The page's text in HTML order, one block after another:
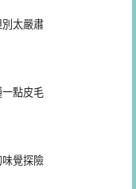
太嚴肅
點皮毛
覺探險